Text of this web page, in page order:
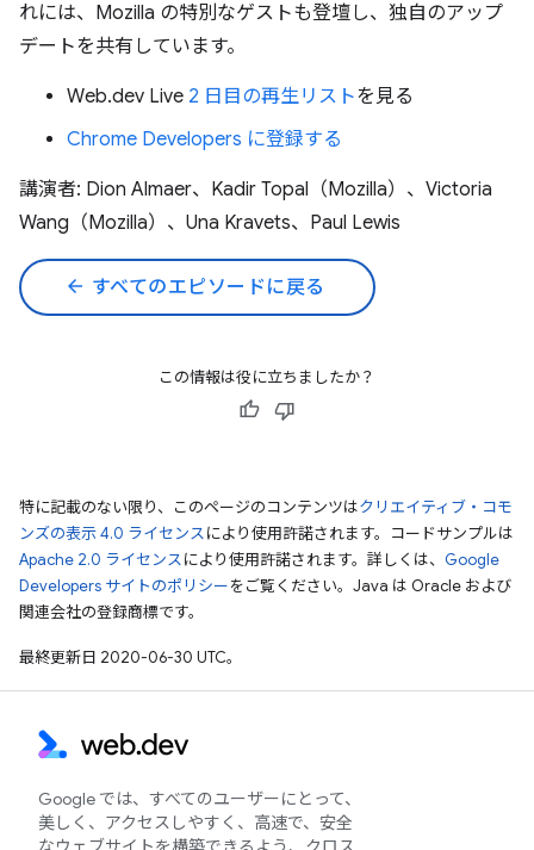
れには、Mozilla の特別なゲストも登壇し、独自のアップ
デートを共有しています。
Web.dev Live 2 日目の再生リストを見る
Chrome Developers に登録する
講演者: Dion Almaer、Kadir Topal（Mozilla）、Victoria
Wang（Mozilla）、Una Kravets、Paul Lewis
arrow_back すべてのエピソードに戻る
この情報は役に立ちましたか？
特に記載のない限り、このページのコンテンツはクリエイティブ・コモ
ンズの表示 4.0 ライセンスにより使用許諾されます。コードサンプルは
Apache 2.0 ライセンスにより使用許諾されます。詳しくは、 Google
Developers サイトのポリシーをご覧ください。Java は Oracle および
関連会社の登録商標です。
最終更新日 2020-06-30 UTC。
Google では、すべてのユーザーにとって、
美しく、アクセスしやすく、高速で、安全